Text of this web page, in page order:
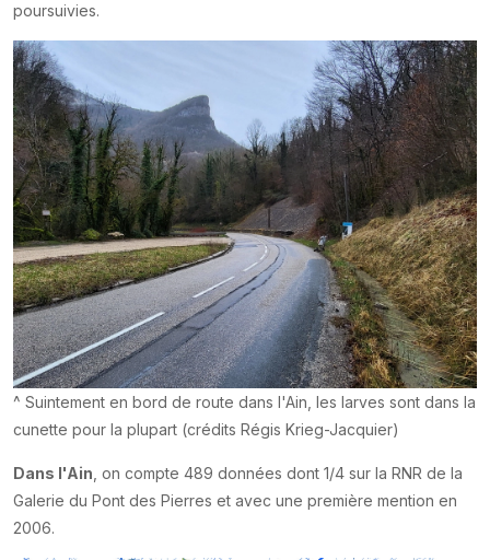
poursuivies.
^ Suintement en bord de route dans l'Ain, les larves sont dans la
cunette pour la plupart (crédits Régis Krieg-Jacquier)
Dans l'Ain , on compte 489 données dont 1/4 sur la RNR de la
Galerie du Pont des Pierres et avec une première mention en
2006.